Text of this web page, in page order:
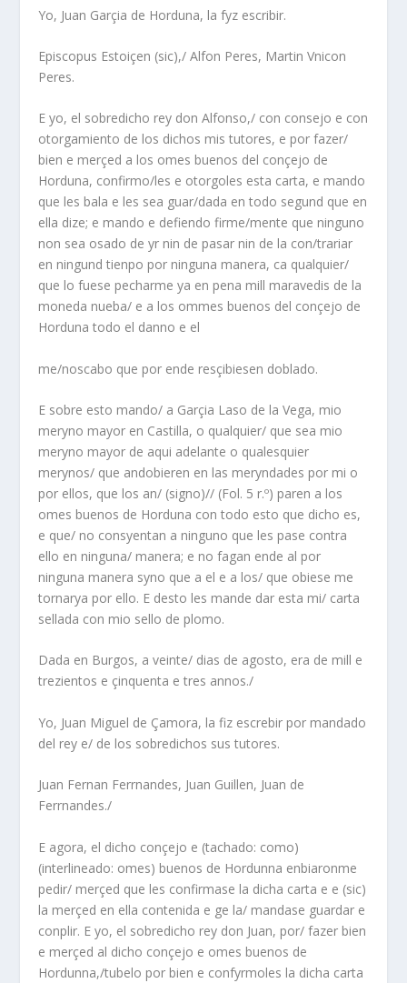
Yo, Juan Garçia de Horduna, la fyz escribir.
Episcopus Estoiçen (sic),/ Alfon Peres, Martin Vnicon
Peres.
E yo, el sobredicho rey don Alfonso,/ con consejo e con
otorgamiento de los dichos mis tutores, e por fazer/
bien e merçed a los omes buenos del conçejo de
Horduna, confirmo/les e otorgoles esta carta, e mando
que les bala e les sea guar/dada en todo segund que en
ella dize; e mando e defiendo firme/mente que ninguno
non sea osado de yr nin de pasar nin de la con/trariar
en ningund tienpo por ninguna manera, ca qualquier/
que lo fuese pecharme ya en pena mill maravedis de la
moneda nueba/ e a los ommes buenos del conçejo de
Horduna todo el danno e el
me/noscabo que por ende resçibiesen doblado.
E sobre esto mando/ a Garçia Laso de la Vega, mio
meryno mayor en Castilla, o qualquier/ que sea mio
meryno mayor de aqui adelante o qualesquier
merynos/ que andobieren en las meryndades por mi o
por ellos, que los an/ (signo)// (Fol. 5 r.º) paren a los
omes buenos de Horduna con todo esto que dicho es,
e que/ no consyentan a ninguno que les pase contra
ello en ninguna/ manera; e no fagan ende al por
ninguna manera syno que a el e a los/ que obiese me
tornarya por ello. E desto les mande dar esta mi/ carta
sellada con mio sello de plomo.
Dada en Burgos, a veinte/ dias de agosto, era de mill e
trezientos e çinquenta e tres annos./
Yo, Juan Miguel de Çamora, la fiz escrebir por mandado
del rey e/ de los sobredichos sus tutores.
Juan Fernan Ferrnandes, Juan Guillen, Juan de
Ferrnandes./
E agora, el dicho conçejo e (tachado: como)
(interlineado: omes) buenos de Hordunna enbiaronme
pedir/ merçed que les confirmase la dicha carta e e (sic)
la merçed en ella contenida e ge la/ mandase guardar e
conplir. E yo, el sobredicho rey don Juan, por/ fazer bien
e merçed al dicho conçejo e omes buenos de
Hordunna,/tubelo por bien e confyrmoles la dicha carta